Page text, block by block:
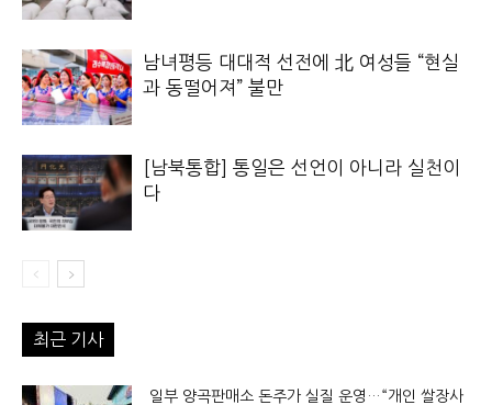
남녀평등 대대적 선전에 北 여성들 “현실
과 동떨어져” 불만
[남북통합] 통일은 선언이 아니라 실천이
다
최근 기사
일부 양곡판매소 돈주가 실질 운영…“개인 쌀장사